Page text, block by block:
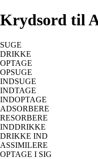
Krydsord til
SUGE
DRIKKE
OPTAGE
OPSUGE
INDSUGE
INDTAGE
INDOPTAGE
ADSORBERE
RESORBERE
INDDRIKKE
DRIKKE IND
ASSIMILERE
OPTAGE I SIG